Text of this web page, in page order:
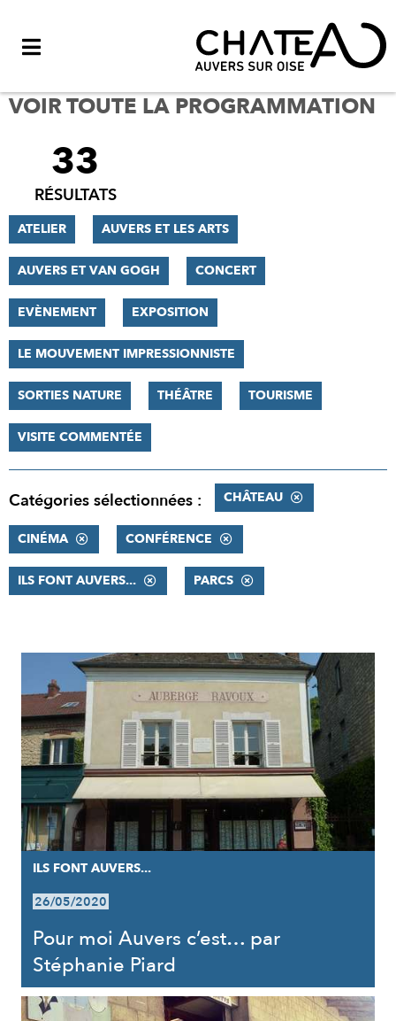
VOIR TOUTE LA PROGRAMMATION
FILTRER
RÉSULTATS
33
RÉSULTATS
ATELIER AUVERS ET LES ARTS
AUVERS ET VAN GOGH CONCERT
EVÈNEMENT EXPOSITION
LE MOUVEMENT IMPRESSIONNISTE
SORTIES NATURE THÉÂTRE TOURISME
VISITE COMMENTÉE
Catégories sélectionnées : CHÂTEAU
CINÉMA CONFÉRENCE
ILS FONT AUVERS... PARCS
RÉSULTATS
ILS FONT AUVERS...
26/05/2020
Pour moi Auvers c’est… par
Stéphanie Piard